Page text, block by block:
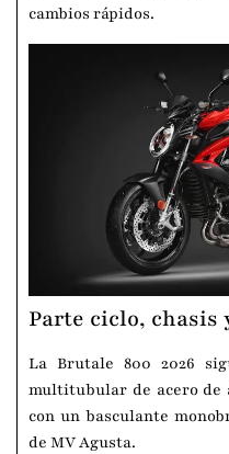
cambios rápidos.
Parte ciclo, chasis
La Brutale 800 2026
multitubular de acero de
con un basculante
de MV Agusta.